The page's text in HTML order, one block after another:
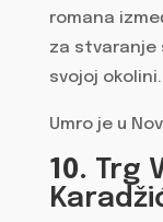
romana
za stvaranje
svojoj okolini.
Umro je u
10. Trg